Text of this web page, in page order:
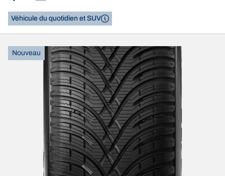
Nouveau
Véhicule du quotidien et SUV